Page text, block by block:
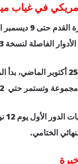
في غياب
تستمر الأن
حيث شهدت الأيام الماضية
وتستمر حتي 12 نوفمبر.
الختامي.